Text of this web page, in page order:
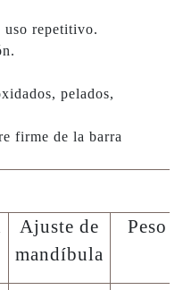
uso repetitivo.
pelados,
firme de la barra
Ajuste de
mandíbula
Peso